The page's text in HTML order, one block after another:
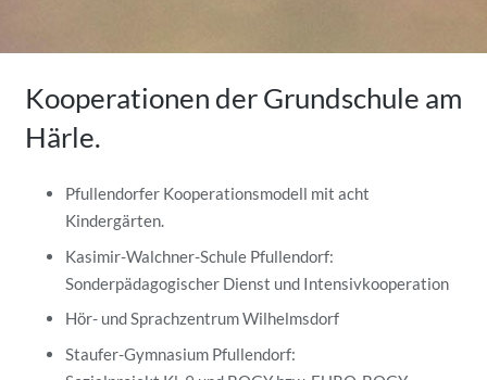
Kooperationen der Grundschule am
Härle.
Pfullendorfer Kooperationsmodell mit acht
Kindergärten.
Kasimir-Walchner-Schule Pfullendorf:
Sonderpädagogischer Dienst und Intensivkooperation
Hör- und Sprachzentrum Wilhelmsdorf
Staufer-Gymnasium Pfullendorf: